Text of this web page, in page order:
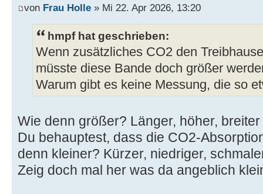
von Frau Holle » Mi 22. Apr 2026, 13:20
hmpf hat geschrieben:
Wenn zusätzliches CO2 den
müsste diese Bande doch größer
Warum gibt es keine Messung, die so
Wie denn größer? Länger, höher,
Du behauptest, dass die CO2-
denn kleiner? Kürzer, niedriger,
Zeig doch mal her was da angeblich